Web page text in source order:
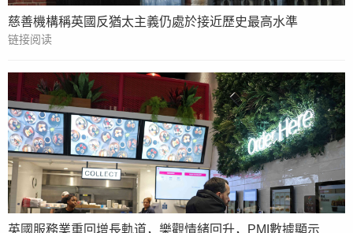
慈善機構稱英國反猶太主義仍處於接近歷史最高水準
链接阅读
英國服務業重回增長軌道，樂觀情緒回升，PMI數據顯示